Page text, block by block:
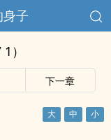
子
）
下一章